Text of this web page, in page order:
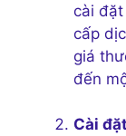
cài
cấp
giá
đến
Cài